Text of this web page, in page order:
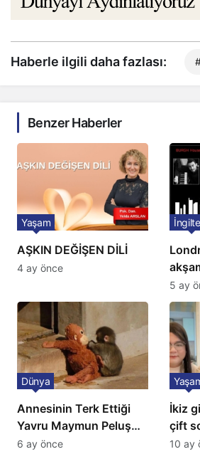
Haberle ilgili daha fazlası:
Benzer Haberler
AŞKIN DEĞİŞEN DİLİ
Yaşam
4 ay önce
5 ay
Annesinin Terk Ettiği
Yavru Maymun Peluş
Oyuncağını Anne Bildi
Dünya
6 ay önce
İkiz
çift
10 ay